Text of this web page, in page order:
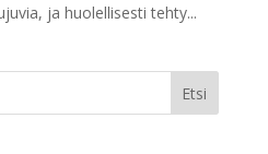
ja huolellisesti tehty...
Etsi